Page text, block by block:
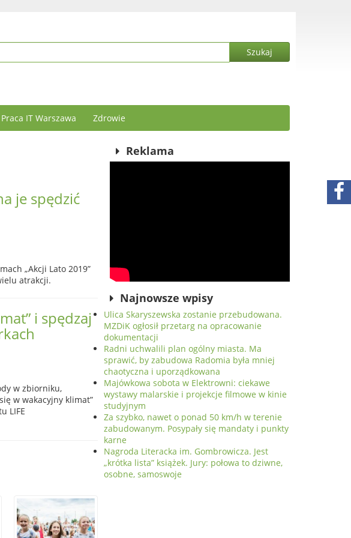
Praca IT Warszawa Zdrowie
je spędzić
„Akcji Lato 2019”
atrakcji.
i spędzaj
w zbiorniku,
w wakacyjny klimat”
LIFE
Reklama
Najnowsze wpisy
Ulica Skaryszewska zostanie przebudowana.
MZDiK ogłosił przetarg na opracowanie
dokumentacji
Radni uchwalili plan ogólny miasta. Ma
sprawić, by zabudowa Radomia była mniej
chaotyczna i uporządkowana
Majówkowa sobota w Elektrowni: ciekawe
wystawy malarskie i projekcje filmowe w kinie
studyjnym
Za szybko, nawet o ponad 50 km/h w terenie
zabudowanym. Posypały się mandaty i punkty
karne
Nagroda Literacka im. Gombrowicza. Jest
„krótka lista” książek. Jury: połowa to dziwne,
osobne, samoswoje